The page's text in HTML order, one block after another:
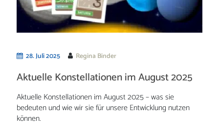
28. Juli 2025 Regina Binder
Aktuelle Konstellationen im August 2025
Aktuelle Konstellationen im August 2025 – was sie
bedeuten und wie wir sie für unsere Entwicklung nutzen
können.